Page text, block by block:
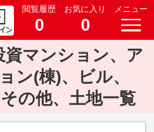
閲覧履歴
0
お気に入り
0
メニュー
資マンション、ア
ン(棟)、ビル、
の他、土地一覧